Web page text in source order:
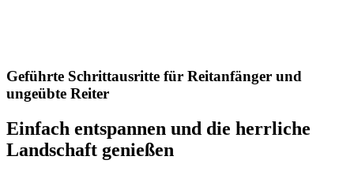
Geführte Schrittausritte für Reitanfänger und
ungeübte Reiter
Einfach entspannen und die herrliche
Landschaft genießen